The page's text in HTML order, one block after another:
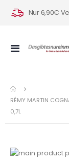
Nur 6,90€
Navigation
RÉMY MARTIN
0,7L
Zum